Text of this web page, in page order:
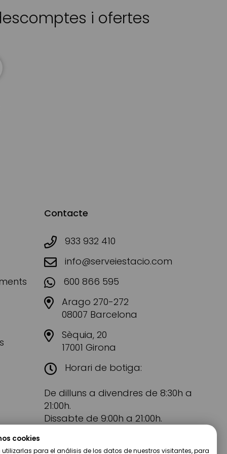
i ofertes
Contacte
933 932 410
info@serveiestacio.com
600 866 595
Arago 270-272
08007 Barcelona
Sèquia, 20
17001 Girona
Horari de botiga:
De dilluns a divendres de 8:30h a
21:00h.
Dissabte de 9:00h a 21:00h.
cookies
utilizarlas para el análisis de los datos de nuestros visitantes, para